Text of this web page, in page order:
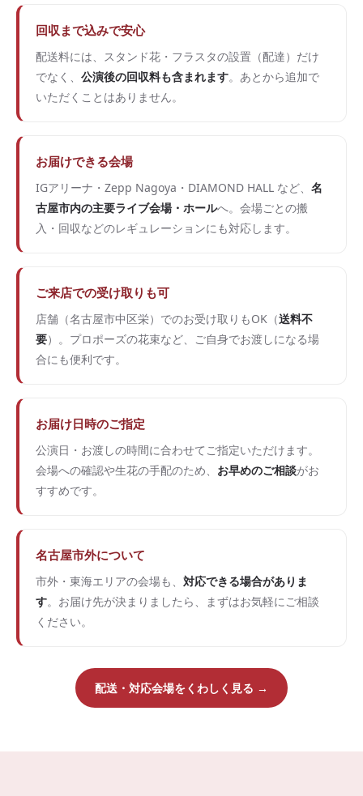
回収まで込みで安心
配送料には、スタンド花・フラスタの設置（配達）だけ
でなく、 公演後の回収料も含まれます。あとから追加で
いただくことはありません。
お届けできる会場
IGアリーナ・Zepp Nagoya・DIAMOND HALL など、 名
古屋市内の主要ライブ会場・ホールへ。会場ごとの搬
入・回収などのレギュレーションにも対応します。
ご来店での受け取りも可
店舗（名古屋市中区栄）でのお受け取りもOK（送料不
要）。プロポーズの花束など、ご自身でお渡しになる場
合にも便利です。
お届け日時のご指定
公演日・お渡しの時間に合わせてご指定いただけます。
会場への確認や生花の手配のため、 お早めのご相談がお
すすめです。
名古屋市外について
市外・東海エリアの会場も、 対応できる場合がありま
す。お届け先が決まりましたら、まずはお気軽にご相談
ください。
配送・対応会場をくわしく見る →